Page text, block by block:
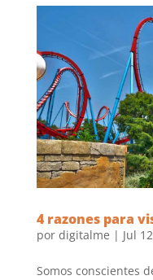
4 razones para
por digitalme | Jul
Somos conscientes